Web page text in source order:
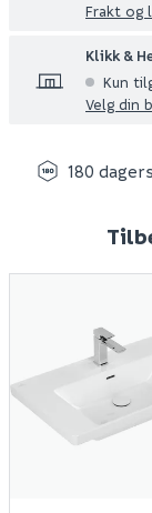
Frakt og
Klikk &
Kun
Velg din
180